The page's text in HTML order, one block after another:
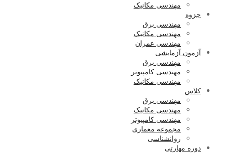
مهندسی مکانیک
جزوه
مهندسی برق
مهندسی مکانیک
مهندسی عمران
آزمون آزمایشی
مهندسی برق
مهندسی کامپیوتر
مهندسی مکانیک
کلاس
مهندسی برق
مهندسی مکانیک
مهندسی کامپیوتر
مجموعه معماری
روانشناسی
دوره مهارتی